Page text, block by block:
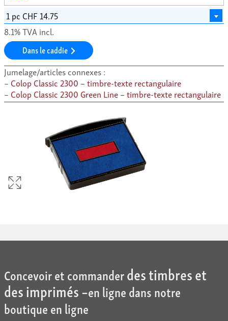
8.1% TVA incl.
Dans le caddie
Jumelage/articles connexes :
Colop Classic 2300 – timbre-texte rectangulaire
Colop Classic 2300 Green Line – timbre-texte rectangulaire
Concevoir et commanderdes timbres et
des imprimés –en ligne dans notre
boutique en ligne